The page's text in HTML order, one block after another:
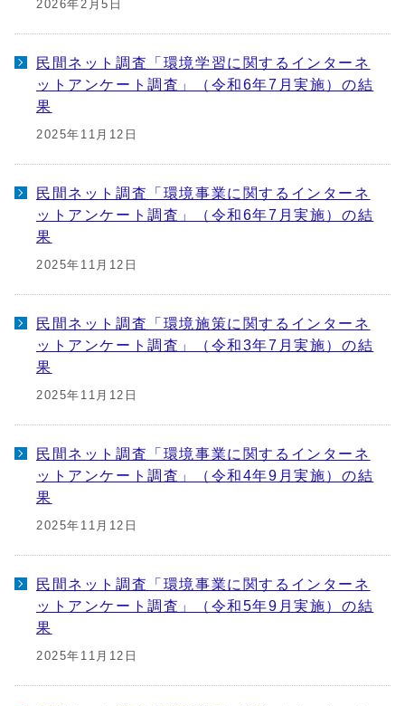
2026年2月5日
民間ネット調査「環境学習に関するインターネ
ットアンケート調査」（令和6年7月実施）の結
果
2025年11月12日
民間ネット調査「環境事業に関するインターネ
ットアンケート調査」（令和6年7月実施）の結
果
2025年11月12日
民間ネット調査「環境施策に関するインターネ
ットアンケート調査」（令和3年7月実施）の結
果
2025年11月12日
民間ネット調査「環境事業に関するインターネ
ットアンケート調査」（令和4年9月実施）の結
果
2025年11月12日
民間ネット調査「環境事業に関するインターネ
ットアンケート調査」（令和5年9月実施）の結
果
2025年11月12日